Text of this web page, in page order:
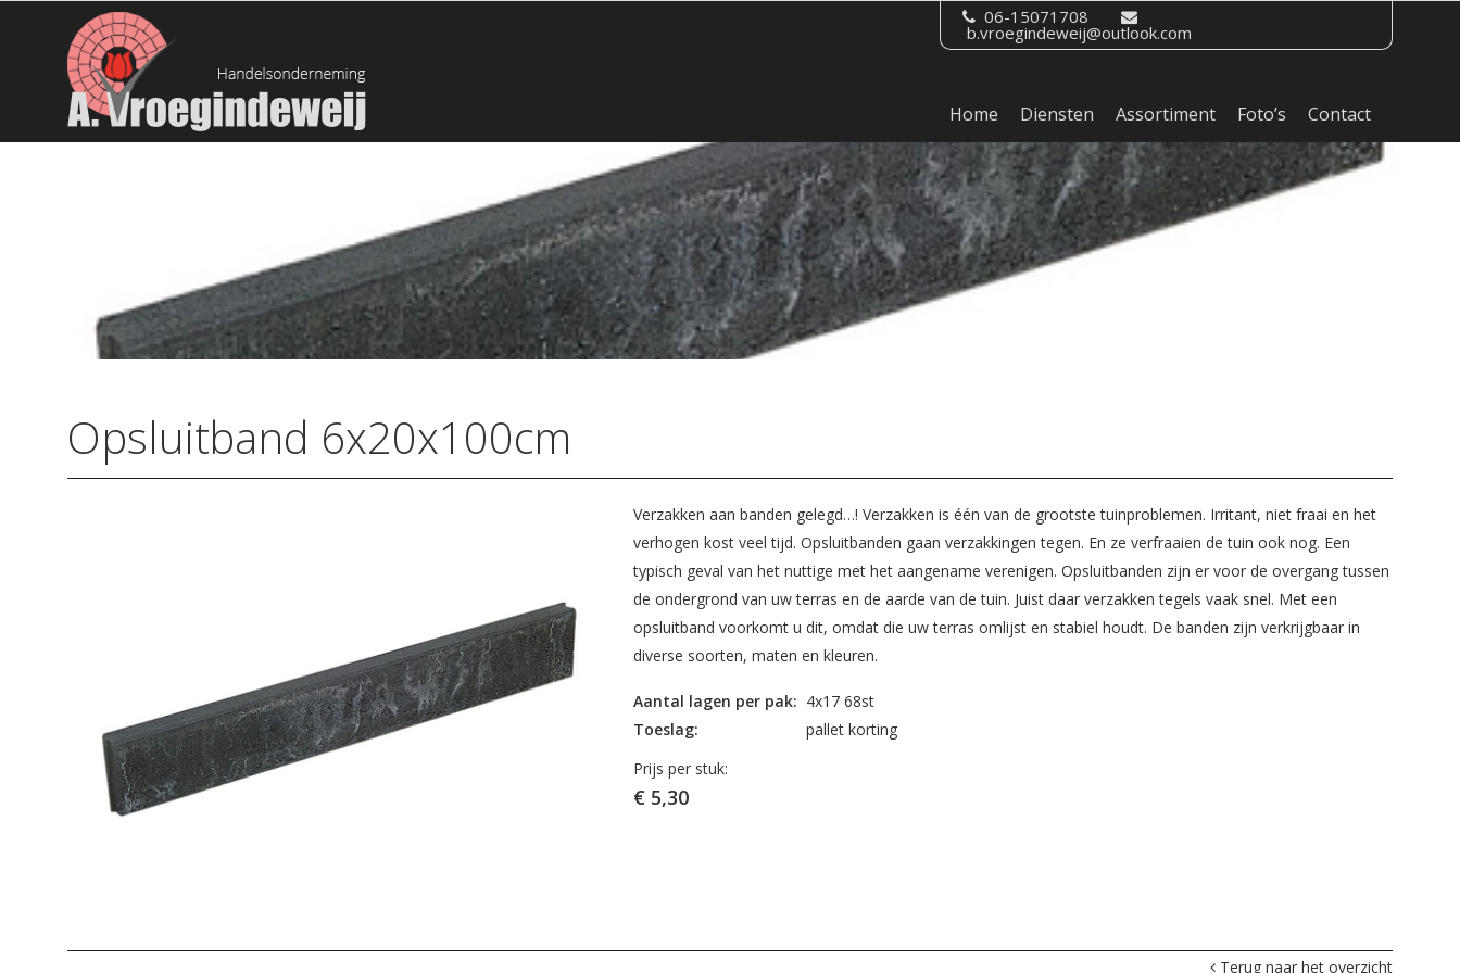
06-15071708
b.vroegindeweij@outlook.com
Home Diensten Assortiment Foto’s Contact
Opsluitband 6x20x100cm
Verzakken aan banden gelegd…! Verzakken is één van de grootste tuinproblemen. Irritant, niet fraai en het
verhogen kost veel tijd. Opsluitbanden gaan verzakkingen tegen. En ze verfraaien de tuin ook nog. Een
typisch geval van het nuttige met het aangename verenigen. Opsluitbanden zijn er voor de overgang tussen
de ondergrond van uw terras en de aarde van de tuin. Juist daar verzakken tegels vaak snel. Met een
opsluitband voorkomt u dit, omdat die uw terras omlijst en stabiel houdt. De banden zijn verkrijgbaar in
diverse soorten, maten en kleuren.
Aantal lagen per pak: 4x17 68st
Toeslag:
pallet korting
Prijs per stuk:
€ 5,30
Terug naar het overzicht